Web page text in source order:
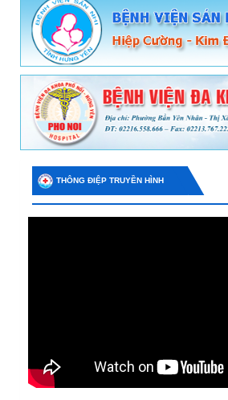
THÔNG ĐIỆP TRUYỀN HÌNH